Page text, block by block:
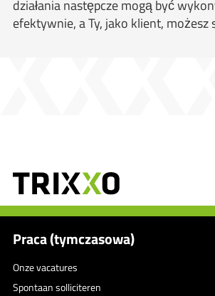
działania następcze mogą być
efektywnie, a Ty, jako klient, możesz
Praca (tymczasowa)
Onze vacatures
Spontaan solliciteren